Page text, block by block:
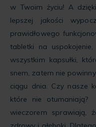
w Twoim życiu! A
lepszej jakości
prawidłowego
tabletki na
wszystkim kapsułki,
snem, zatem nie
ciągu dnia. Czy nasze
które nie otumaniają?
wieczorem sprawiają,